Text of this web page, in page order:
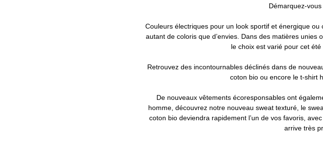
Démarquez-
Couleurs électriques pour un look sportif et énergique
autant de coloris que d’envies. Dans des matières
le choix est varié pour cet
Retrouvez des incontournables déclinés dans de
coton bio ou encore le t-shirt
De nouveaux vêtements écoresponsables ont
homme, découvrez notre nouveau sweat texturé, le
coton bio deviendra rapidement l’un de vos favoris,
arrive très